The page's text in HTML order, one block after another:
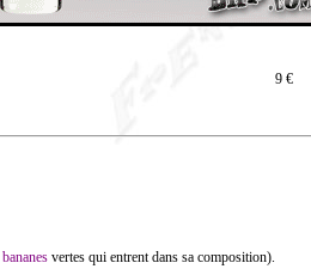
9 €
bananes vertes qui entrent dans sa composition).